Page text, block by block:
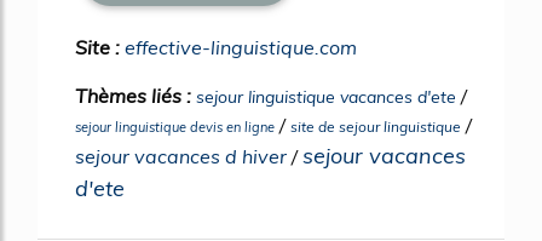
Site : effective-linguistique.com
Thèmes liés : sejour linguistique vacances d'ete /
sejour linguistique devis en ligne / site de sejour linguistique /
sejour vacances d hiver /sejour vacances
d'ete